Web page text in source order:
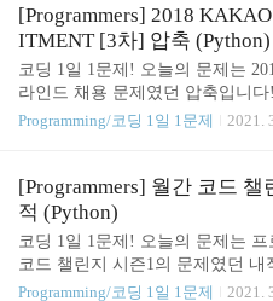
니다. 자연수 x를 입력받아 x가 하
Solution def solution(x): answer =
um([int(num) for num in
m != 0: answer = False return
NGTEST_PRACTICE 1일 1문제
ntribute..
[Programmers] 2018
ITMENT [3차] 압축 (Python)
코딩 1일 1문제! 오늘의 문제는
라인드 채용 문제였던 압축입니
- [3차] 압축
r = [] new_id = 27 word_dict =
ange(65, 91):
64 idx_f, idx_e = 0, 0 while True:
= len(msg): answer.appen..
Programming/코딩 1일 1문제 2021.
[Programmers] 월간 코드 챌
적 (Python)
코딩 1일 1문제! 오늘의 문제는
코드 챌린지 시즌1의 문제였던 내
mers] 행렬의 덧셈 (Python) 코딩 1
Programming/코딩 1일 1문제 2021.